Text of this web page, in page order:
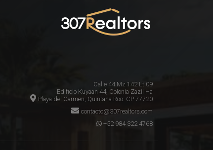
Calle 44 Mz 142 Lt 09
Edificio Kuyaan 44, Colonia Zazil Ha
Playa del Carmen, Quintana Roo. CP 77720
contacto@307realtors.com
+52 984 322 4768